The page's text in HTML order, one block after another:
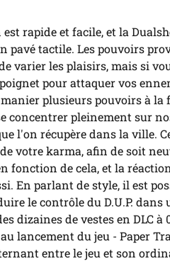
rapide et facile, et la
pavé tactile. Les pouvoirs
varier les plaisirs, mais si
pour attaquer vos
plusieurs pouvoirs à la
concentrer pleinement sur
l'on récupère dans la ville.
votre karma, afin de soit
fonction de cela, et la
En parlant de style, il est
le contrôle du D.U.P. dans
dizaines de vestes en DLC à
lancement du jeu - Paper
entre le jeu et son